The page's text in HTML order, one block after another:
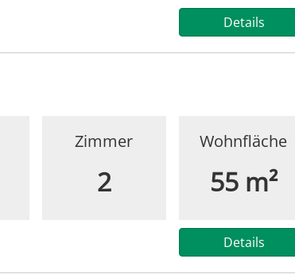
Details
Zimmer
2
Wohnfläche
55 m²
Details